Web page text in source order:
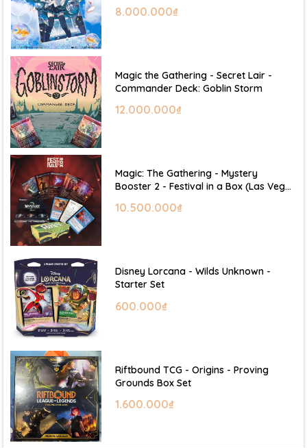
8.000.000₫
Magic the Gathering - Secret Lair -
Commander Deck: Goblin Storm
12.000.000₫
Magic: The Gathering - Mystery
Booster 2 - Festival in a Box (Las Vegas
10.500.000₫
Disney Lorcana - Wilds Unknown -
Starter Set
600.000₫
Riftbound TCG - Origins - Proving
Grounds Box Set
1.600.000₫